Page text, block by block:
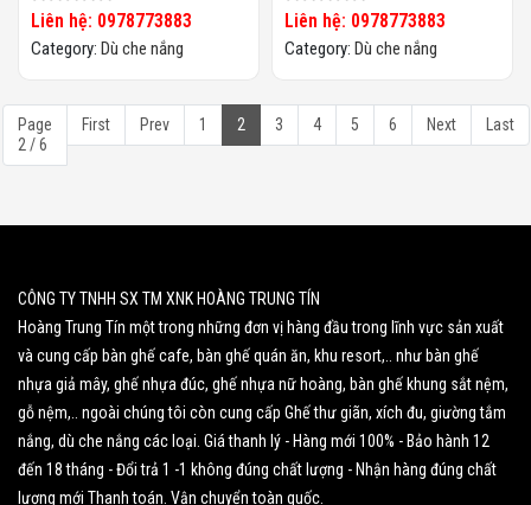
Liên hệ: 0978773883
Category: Dù che nắng
Liên hệ: 0978773883
Category: Dù che nắng
Page
2 / 6
First Prev 1 2 3 4 5 6 Next Last
CÔNG TY TNHH SX TM XNK HOÀNG TRUNG TÍN
Hoàng Trung Tín một trong những đơn vị hàng đầu trong lĩnh vực sản xuất
và cung cấp bàn ghế cafe, bàn ghế quán ăn, khu resort,.. như bàn ghế
nhựa giả mây, ghế nhựa đúc, ghế nhựa nữ hoàng, bàn ghế khung sắt nệm,
gỗ nệm,.. ngoài chúng tôi còn cung cấp Ghế thư giãn, xích đu, giường tắm
nắng, dù che nắng các loại. Giá thanh lý - Hàng mới 100% - Bảo hành 12
đến 18 tháng - Đổi trả 1 -1 không đúng chất lượng - Nhận hàng đúng chất
lượng mới Thanh toán. Vận chuyển toàn quốc.